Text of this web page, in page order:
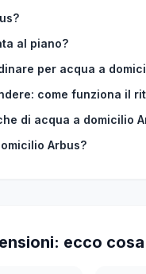
al piano?
per acqua a
come funziona il
di acqua a domicilio
Arbus?
ecco